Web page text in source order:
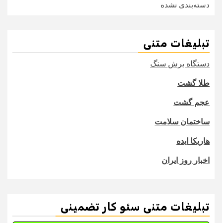
دسته‌بندی نشده
تبلیغات متنی
دستگاه برش سنگ
طلا گشت
عجم گشت
ساختمان سلامت
هاریکا ایده
اخبار روز ایران
تبلیغات متنی سئو کار تضمینی